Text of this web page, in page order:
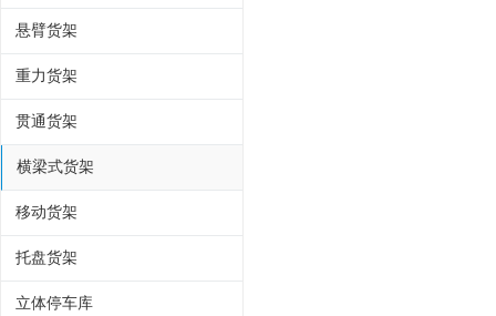
悬臂货架
重力货架
贯通货架
横梁式货架
移动货架
托盘货架
立体停车库